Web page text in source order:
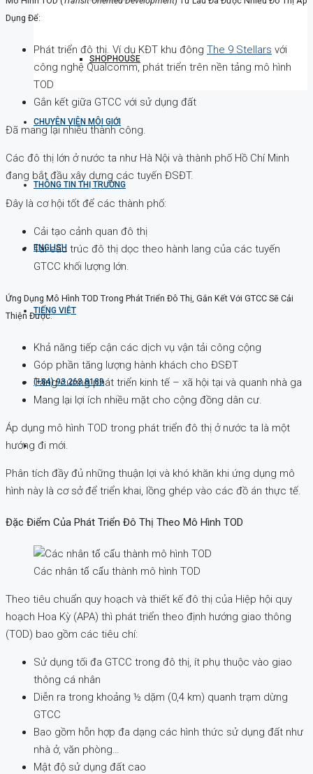
SHOPHOUSE
CHUYÊN VIÊN MÔI GIỚI
THÔNG TIN THỊ TRƯỜNG
ENGLISH
TIẾNG VIỆT
(+84) 93 263 8189
Dụng Để:
Phát triển đô thị. Ví dụ KĐT khu đông The 9 Stellars với
công nghệ Qualcomm, phát triển trên nền tảng mô hình
TOD
Gắn kết giữa GTCC với sử dụng đất
Đã mang lại nhiều thành công.
Các đô thị lớn ở nước ta như Hà Nội và thành phố Hồ Chí Minh
đang bắt đầu xây dựng các tuyến ĐSĐT.
Đây là cơ hội tốt để các thành phố:
Cải tạo cảnh quan đô thị
Tái cấu trúc đô thị dọc theo hành lang của các tuyến
GTCC khối lượng lớn.
Ứng Dụng Mô Hình TOD Trong Phát Triển Đô Thị, Gắn Kết Với GTCC Sẽ Cải
Thiện Được:
Khả năng tiếp cận các dịch vụ vận tải công cộng
Góp phần tăng lượng hành khách cho ĐSĐT
Tăng cường phát triển kinh tế – xã hội tại và quanh nhà ga
Mang lại lợi ích nhiều mặt cho cộng đồng dân cư.
Áp dụng mô hình TOD trong phát triển đô thị ở nước ta là một
hướng đi mới.
Phân tích đầy đủ những thuận lợi và khó khăn khi ứng dụng mô
hình này là cơ sở để triển khai, lồng ghép vào các đồ án thực tế.
Đặc Điểm Của Phát Triển Đô Thị Theo Mô Hình TOD
Các nhân tố cấu thành mô hình TOD
Theo tiêu chuẩn quy hoạch và thiết kế đô thị của Hiệp hội quy
hoạch Hoa Kỳ (APA) thì phát triển theo định hướng giao thông
(TOD) bao gồm các tiêu chí:
Sử dụng tối đa GTCC trong đô thị, ít phụ thuộc vào giao
thông cá nhân
Diễn ra trong khoảng ½ dặm (0,4 km) quanh trạm dừng
GTCC
Bao gồm hỗn hợp đa dạng các hình thức sử dụng đất như
nhà ở, văn phòng…
Mật độ sử dụng đất cao